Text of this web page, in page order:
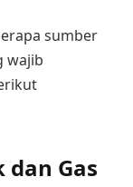
sumber
wajib
Gas